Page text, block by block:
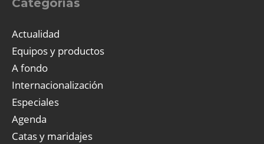
Categorías
Actualidad
Equipos y productos
A fondo
Internacionalización
Especiales
Agenda
Catas y maridajes